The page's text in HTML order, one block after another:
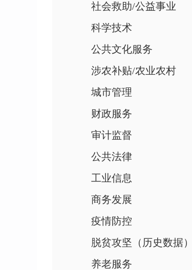
社会救助/公益事业
科学技术
公共文化服务
涉农补贴/农业农村
城市管理
财政服务
审计监督
公共法律
工业信息
商务发展
疫情防控
脱贫攻坚（历史数据）
养老服务